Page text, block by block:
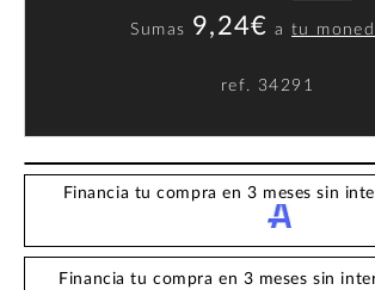
Sumas 9,24€ atu
ref. 34291
Financia tu compra en 3 meses sin
Financia tu compra en 3 meses sin